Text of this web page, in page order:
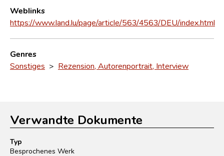
Weblinks
https://www.land.lu/page/article/563/4563/DEU/index.html
Genres
Sonstiges > Rezension, Autorenportrait, Interview
Verwandte Dokumente
Typ
Besprochenes Werk